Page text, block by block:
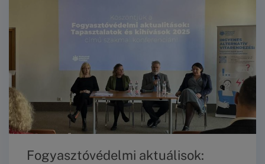
Fogyasztóvédelmi aktuálisok: